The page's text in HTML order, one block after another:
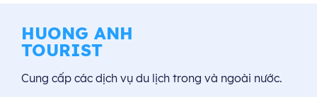
HUONG ANH
TOURIST
Cung cấp các dịch vụ du lịch trong và ngoài nước.